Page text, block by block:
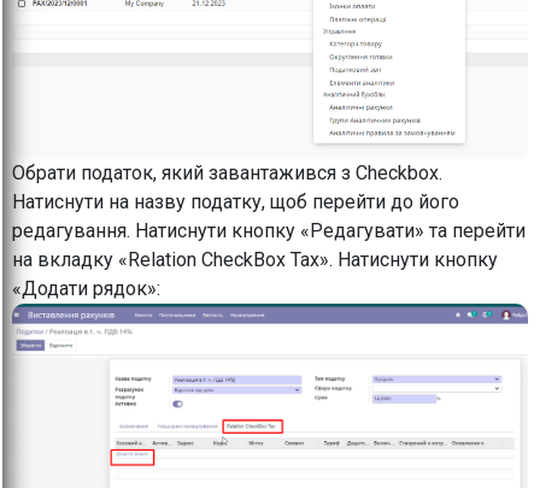
Обрати податок, який завантажився з Checkbox.
Натиснути на назву податку, щоб перейти до його
редагування. Натиснути кнопку «Редагувати» та перейти
на вкладку «Relation CheckBox Tax». Натиснути кнопку
«Додати рядок»: